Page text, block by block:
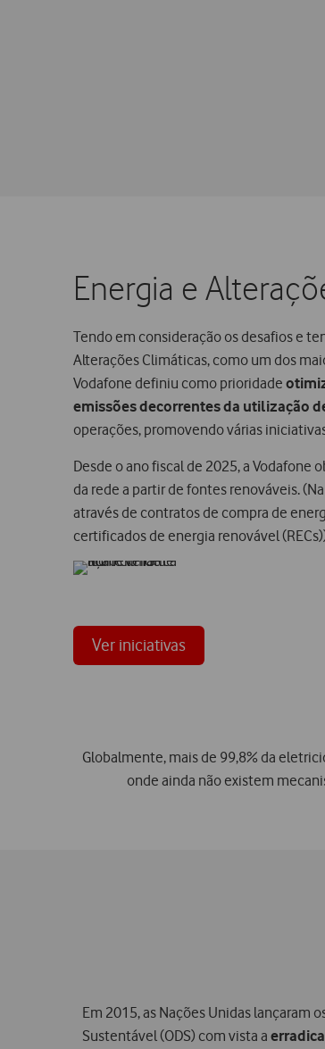
Energia e
Tendo em consideração os desafios e
Alterações Climáticas, como um dos
Vodafone definiu como prioridade
emissões decorrentes da utilização
operações, promovendo várias
Desde o ano fiscal de 2025, a Vodafone
da rede a partir de fontes renováveis.
através de contratos de compra de
certificados de energia renovável
Ver iniciativas
Globalmente, mais de 99,8% da
onde ainda não existem
Em 2015, as Nações Unidas lançaram
Sustentável (ODS) com vista a